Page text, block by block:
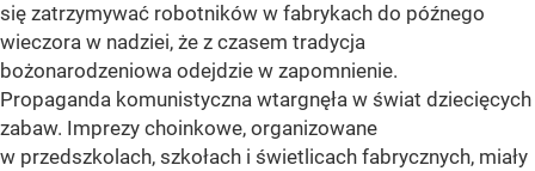
się zatrzymywać robotników w fabrykach do późnego
wieczora w nadziei, że z czasem tradycja
bożonarodzeniowa odejdzie w zapomnienie.
Propaganda komunistyczna wtargnęła w świat dziecięcych
zabaw. Imprezy choinkowe, organizowane
w przedszkolach, szkołach i świetlicach fabrycznych, miały